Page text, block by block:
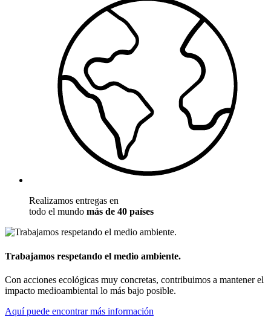
Realizamos entregas en
todo el mundo más de 40 países
Trabajamos respetando el medio ambiente.
Con acciones ecológicas muy concretas, contribuimos a mantener el
impacto medioambiental lo más bajo posible.
Aquí puede encontrar más información